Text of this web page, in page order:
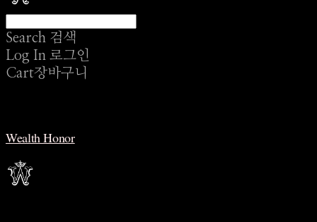
Search 검색
Log In 로그인
Cart장바구니
Wealth Honor